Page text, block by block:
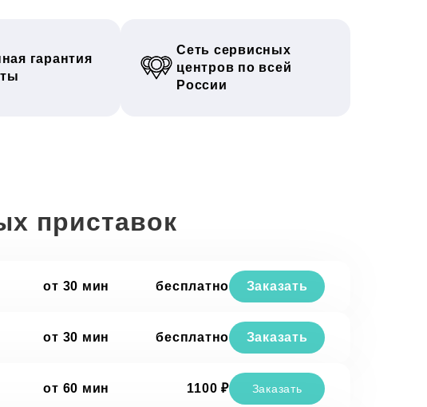
гарантия
Сеть сервисных
центров по всей
России
приставок
от 30 мин бесплатно Заказать
от 30 мин бесплатно Заказать
от 60 мин 1100 ₽ Заказать